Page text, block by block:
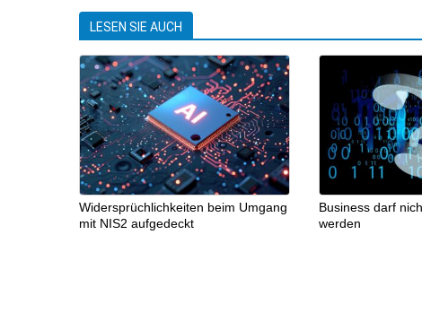
LESEN SIE AUCH
Widersprüchlichkeiten beim Umgang
mit NIS2 aufgedeckt
Business darf
werden